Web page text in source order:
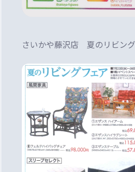
さいかや藤沢店 夏のリビン